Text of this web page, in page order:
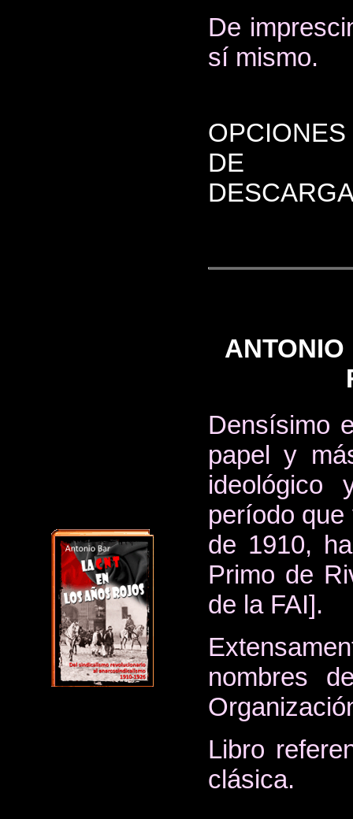
De
sí mismo.
OPCIONES
DE
Densísimo
papel y
período
de 1910,
Primo de
de la FAI].
nombres
Libro
clásica.